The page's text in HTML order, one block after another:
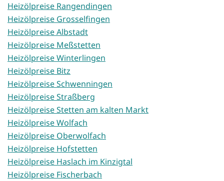
Heizölpreise Rangendingen
Heizölpreise Grosselfingen
Heizölpreise Albstadt
Heizölpreise Meßstetten
Heizölpreise Winterlingen
Heizölpreise Bitz
Heizölpreise Schwenningen
Heizölpreise Straßberg
Heizölpreise Stetten am kalten Markt
Heizölpreise Wolfach
Heizölpreise Oberwolfach
Heizölpreise Hofstetten
Heizölpreise Haslach im Kinzigtal
Heizölpreise Fischerbach